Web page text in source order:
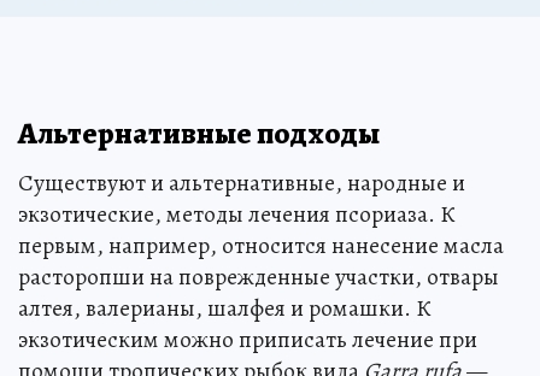
Альтернативные подходы
Существуют и альтернативные, народные и
экзотические, методы лечения псориаза. К
первым, например, относится нанесение масла
расторопши на поврежденные участки, отвары
алтея, валерианы, шалфея и ромашки. К
экзотическим можно приписать лечение при